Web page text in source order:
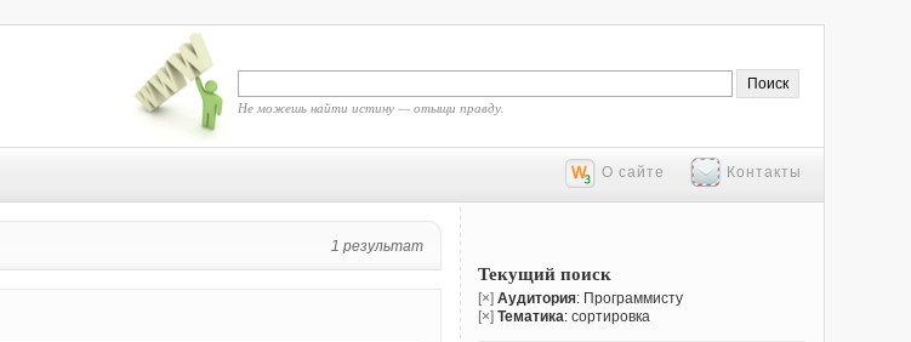
Не можешь найти истину — отыщи правду.
О сайте Контакты
1 результат
Текущий поиск
[×] Аудитория: Программисту
[×] Тематика: сортировка